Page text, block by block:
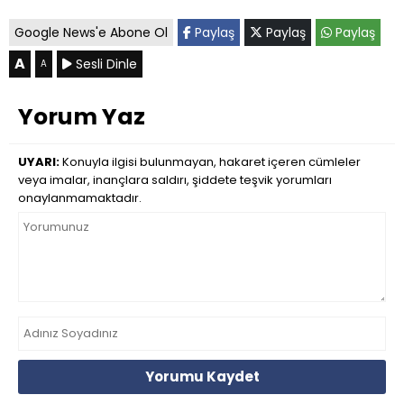
Google News'e Abone Ol Paylaş Paylaş Paylaş
A A Sesli Dinle
Yorum Yaz
UYARI:Konuyla ilgisi bulunmayan, hakaret içeren cümleler
veya imalar, inançlara saldırı, şiddete teşvik yorumları
onaylanmamaktadır.
Yorumu Kaydet